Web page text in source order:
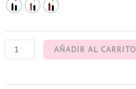
AÑADIR AL CARRITO